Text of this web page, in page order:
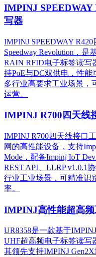
IMPINJ SPEEDWAY
写器
IMPINJ SPEEDWAY
Speedway Revolution，
RAIN RFID电子标签读写
持PoE与DC双供电，性
多行业高要求工业场景，
运营。​
IMPINJ R700四天线
IMPINJ R700四天线接口
网的高性能设备，支持
Mode，配备Impinj IoT
REST API、LLRP v1.0.1
行业工业场景，可精准识
率。
IMPINJ高性能超高
UR8358是一款基于
UHF超高频电子标签读写
其领先支持IMPINJ